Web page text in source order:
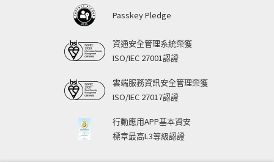
我選擇護理師為職業，不過覺得不適合自己，沒有積極
考慮。在震災中，受到很多人的幫助，真切感受到生命
的重量……不管什麼工作都會對人帶來助益，但我自問
什麼是最能助人的工作，內心的答案就是護理師。」
小瞳———
「一位大約三十幾歲的消防員。他是從外縣市趕來這邊
支援的，據說一直在Ｑ市擔任遺體搜索的工作。在那
邊，有很多不成形、根本認不出是誰的遺體；整具身體
Passkey Pledge
資通安全管理系統榮獲
ISO/IEC 27001認證
雲端服務資訊安全管理榮獲
ISO/IEC 27017認證
行動應用APP基本資安
標章最高L3等級認證